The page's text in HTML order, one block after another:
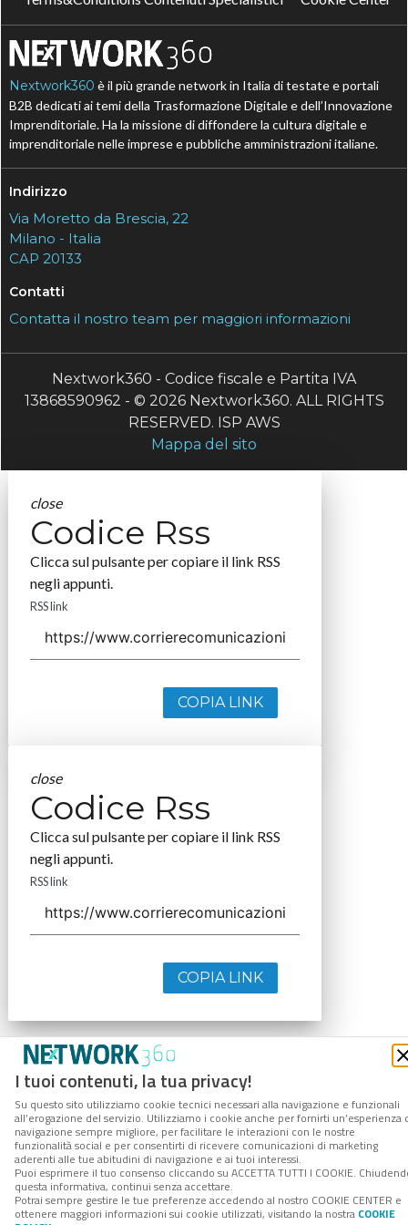
I tuoi contenuti, la tua privacy!
Su questo sito utilizziamo cookie tecnici necessari alla navigazione e funzionali
all’erogazione del servizio. Utilizziamo i cookie anche per fornirti un’esperienza
navigazione sempre migliore, per facilitare le interazioni con le nostre
funzionalità social e per consentirti di ricevere comunicazioni di marketing
aderenti alle tue abitudini di navigazione e ai tuoi interessi.
Puoi esprimere il tuo consenso cliccando su ACCETTA TUTTI I COOKIE.
questa informativa, continui senza accettare.
Potrai sempre gestire le tue preferenze accedendo al nostro COOKIE CENTER e
ottenere maggiori informazioni sui cookie utilizzati, visitando la nostra COOKIE
Nextwork360 è il più grande network in Italia di testate e portali
B2B dedicati ai temi della Trasformazione Digitale e dell’Innovazione
Imprenditoriale. Ha la missione di diffondere la cultura digitale e
imprenditoriale nelle imprese e pubbliche amministrazioni italiane.
Indirizzo
Via Moretto da Brescia, 22
Milano - Italia
CAP 20133
Contatti
Contatta il nostro team per maggiori informazioni
Nextwork360 - Codice fiscale e Partita IVA
13868590962 - © 2026 Nextwork360. ALL RIGHTS
RESERVED. ISP AWS
Mappa del sito
close
Codice Rss
Clicca sul pulsante per copiare il link RSS
negli appunti.
RSS link
COPIA LINK
close
Codice Rss
Clicca sul pulsante per copiare il link RSS
negli appunti.
RSS link
COPIA LINK